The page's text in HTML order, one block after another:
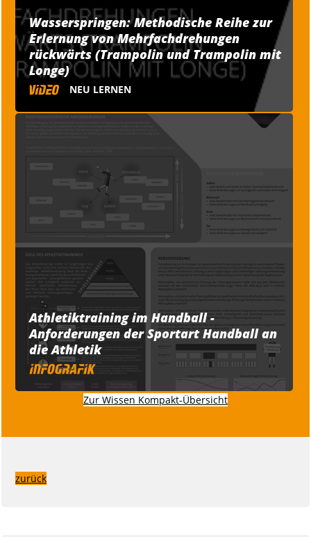
Wasserspringen: Methodische Reihe zur
Erlernung von Mehrfachdrehungen
rückwärts (Trampolin und Trampolin mit
Longe)
NEU LERNEN
Athletiktraining im Handball -
Anforderungen der Sportart Handball an
die Athletik
Zur Wissen Kompakt-Übersicht
zurück